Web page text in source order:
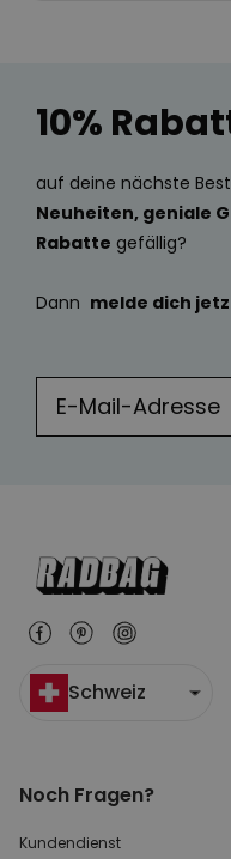
10%
auf deine nächste
Neuheiten, geniale
Rabatte gefällig?
Dann melde dich
Schweiz
Noch Fragen?
Kundendienst